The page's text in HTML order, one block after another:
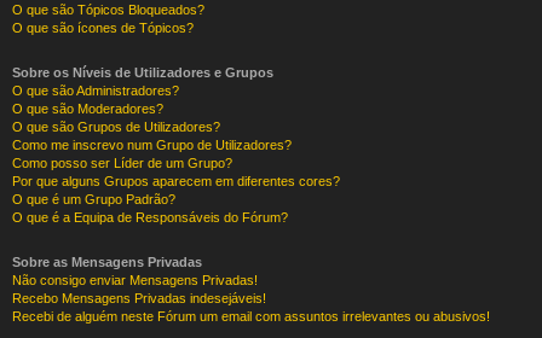
O que são Tópicos Bloqueados?
O que são ícones de Tópicos?
Sobre os Níveis de Utilizadores e Grupos
O que são Administradores?
O que são Moderadores?
O que são Grupos de Utilizadores?
Como me inscrevo num Grupo de Utilizadores?
Como posso ser Líder de um Grupo?
Por que alguns Grupos aparecem em diferentes cores?
O que é um Grupo Padrão?
O que é a Equipa de Responsáveis do Fórum?
Sobre as Mensagens Privadas
Não consigo enviar Mensagens Privadas!
Recebo Mensagens Privadas indesejáveis!
Recebi de alguém neste Fórum um email com assuntos irrelevantes ou abusivos!